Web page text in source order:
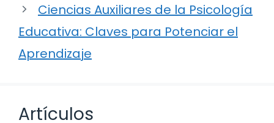
Ciencias Auxiliares de la Psicología
Educativa: Claves para Potenciar el
Aprendizaje
Artículos